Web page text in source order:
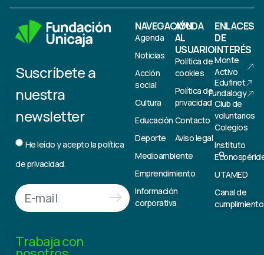
Suscríbete a
nuestra
newsletter
He leído y acepto lapolítica
de privacidad.
Trabaja con
NAVEGACIÓN
Agenda
Noticias
Acción
social
Cultura
Educación
Deporte
Medioambiente
Emprendimiento
Información
corporativa
AYUDA
AL
USUARIO
Política de
cookies
Política de
privacidad
Contacto
Aviso legal
ENLACES
DE
INTERÉS
Monte
Activo
Edufinet
Fundalogy
Club de
voluntarios
Colegios
Instituto
UTAMED
Canal de
cumplimiento